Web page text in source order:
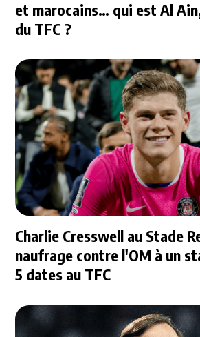
et marocains… qui est Al
du TFC ?
Charlie Cresswell au Stade
naufrage contre l'OM à un
5 dates au TFC